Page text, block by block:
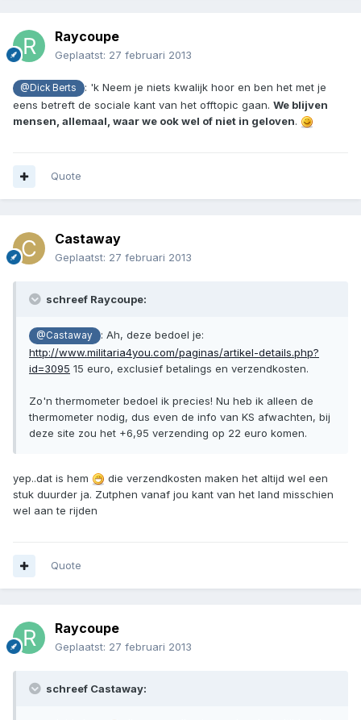
Raycoupe
Geplaatst: 27 februari 2013
@Dick Berts
: 'k Neem je niets kwalijk hoor en ben het met je
eens betreft de sociale kant van het offtopic gaan. We blijven
mensen, allemaal, waar we ook wel of niet in geloven.
Quote
Castaway
Geplaatst: 27 februari 2013
schreef Raycoupe:
@Castaway
: Ah, deze bedoel je:
http://www.militaria4you.com/paginas/artikel-details.php?
id=3095 15 euro, exclusief betalings en verzendkosten.
Zo'n thermometer bedoel ik precies! Nu heb ik alleen de
thermometer nodig, dus even de info van KS afwachten, bij
deze site zou het +6,95 verzending op 22 euro komen.
yep..dat is hem
die verzendkosten maken het altijd wel een
stuk duurder ja. Zutphen vanaf jou kant van het land misschien
wel aan te rijden
Quote
Raycoupe
Geplaatst: 27 februari 2013
schreef Castaway: